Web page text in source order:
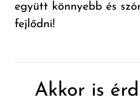
együtt könnyebb és
fejlődni!
Akkor is